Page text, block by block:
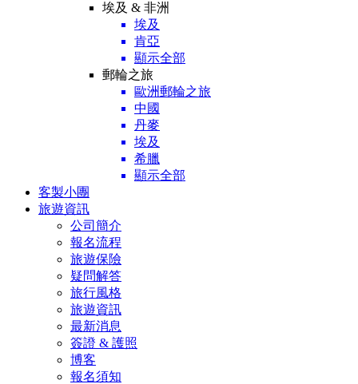
埃及 & 非洲
埃及
肯亞
顯示全部
郵輪之旅
歐洲郵輪之旅
中國
丹麥
埃及
希臘
顯示全部
客製小團
旅遊資訊
公司簡介
報名流程
旅遊保險
疑問解答
旅行風格
旅遊資訊
最新消息
簽證 & 護照
博客
報名須知